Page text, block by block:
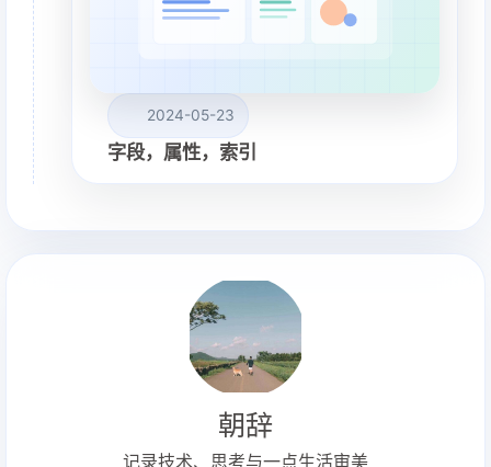
2024-05-23
字段，属性，索引
朝辞
记录技术、思考与一点生活审美